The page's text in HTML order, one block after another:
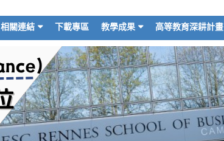
相關連結 下載專區 教學成果 高等教育深耕計畫